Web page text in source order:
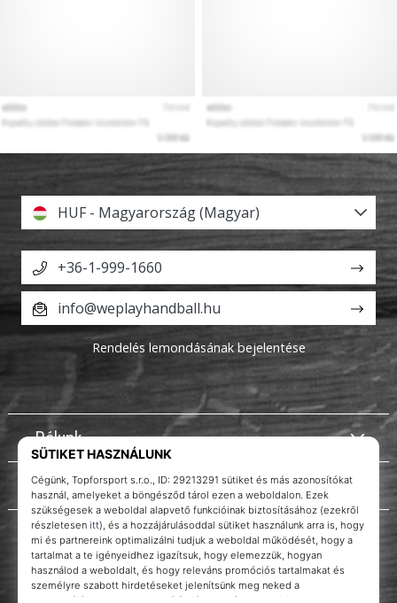
Rólunk
Ügyfélszolgálat
HUF - Magyarország (Magyar)
+36-1-999-1660
info@weplayhandball.hu
Rendelés lemondásának bejelentése